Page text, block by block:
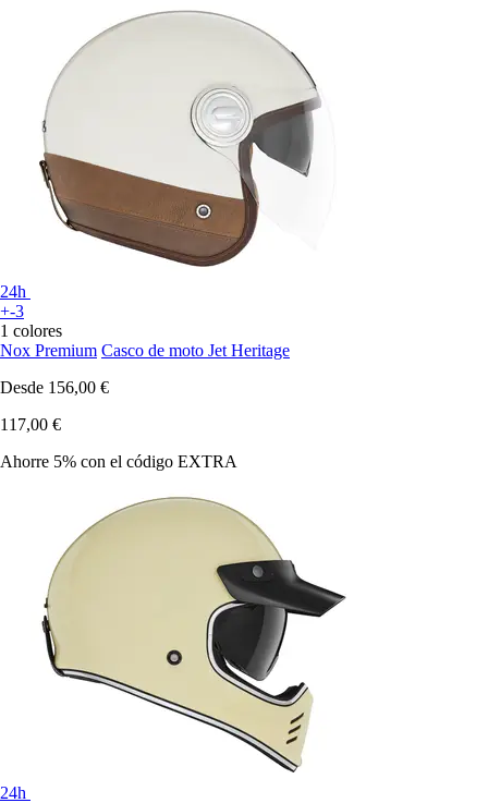
24h
+-3
1 colores
Nox Premium Casco de moto Jet Heritage
Desde 156,00 €
117,00 €
Ahorre 5% con el código EXTRA
24h